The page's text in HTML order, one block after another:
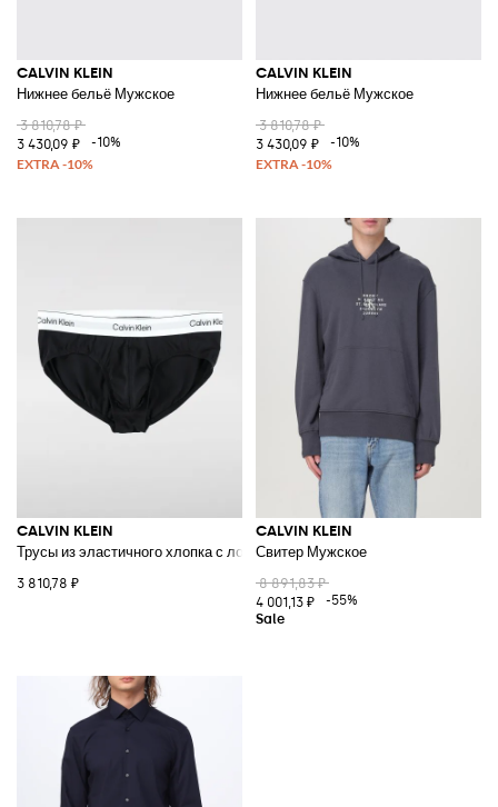
CALVIN KLEIN
Нижнее бельё Мужское
3 810,78 ₽
3 430,09 ₽
-10%
CALVIN KLEIN
Нижнее бельё Мужское
3 810,78 ₽
3 430,09 ₽
-10%
CALVIN KLEIN
Трусы из эластичного хлопка с логотипом
3 810,78 ₽
CALVIN KLEIN
Свитер Мужское
8 891,83 ₽
4 001,13 ₽
-55%